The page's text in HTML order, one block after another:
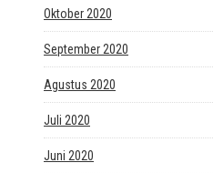
Oktober 2020
September 2020
Agustus 2020
Juli 2020
Juni 2020